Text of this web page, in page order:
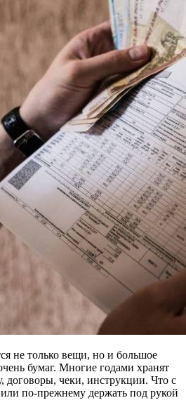
не только вещи, но и большое
бумаг. Многие годами хранят
договоры, чеки, инструкции. Что с
по-прежнему держать под рукой